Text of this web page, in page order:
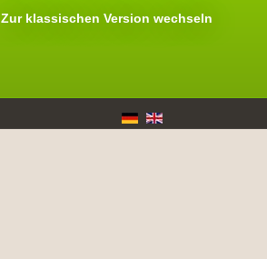
Zur klassischen Version wechseln